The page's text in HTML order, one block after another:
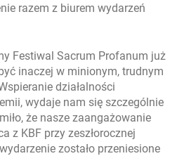
razem z biurem wydarzeń
Festiwal Sacrum Profanum już
inaczej w minionym, trudnym
działalności
wydaje nam się szczególnie
że nasze zaangażowanie
z KBF przy zeszłorocznej
zostało przeniesione